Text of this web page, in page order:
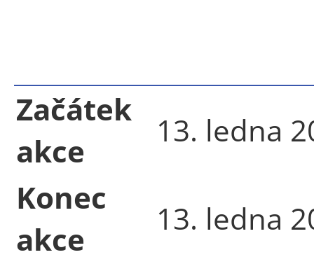
Začátek
akce
13. ledna
Konec
akce
13. ledna